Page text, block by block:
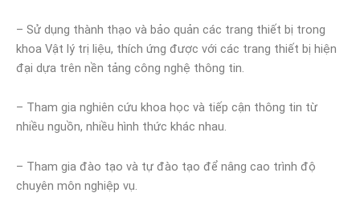
– Sử dụng thành thạo và bảo quản các trang thiết bị trong
khoa Vật lý trị liệu, thích ứng được với các trang thiết bị hiện
đại dựa trên nền tảng công nghệ thông tin.
– Tham gia nghiên cứu khoa học và tiếp cận thông tin từ
nhiều nguồn, nhiều hình thức khác nhau.
– Tham gia đào tạo và tự đào tạo để nâng cao trình độ
chuyên môn nghiệp vụ.